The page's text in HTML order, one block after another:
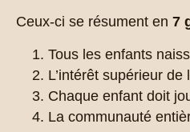
Ceux-ci se résument en 7
Tous les enfants
L’intérêt supérieur
Chaque enfant doit
La communauté